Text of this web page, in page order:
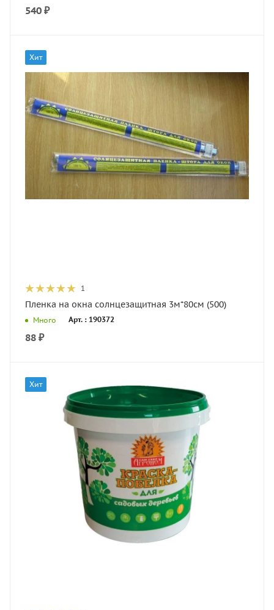
540 ₽
Хит
1
Пленка на окна солнцезащитная 3м*80см (500)
Много Арт. : 190372
88 ₽
Хит